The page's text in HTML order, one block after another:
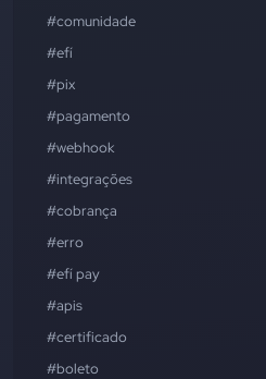
#comunidade
#efí
#pix
#pagamento
#webhook
#integrações
#cobrança
#erro
#efí pay
#apis
#certificado
#boleto